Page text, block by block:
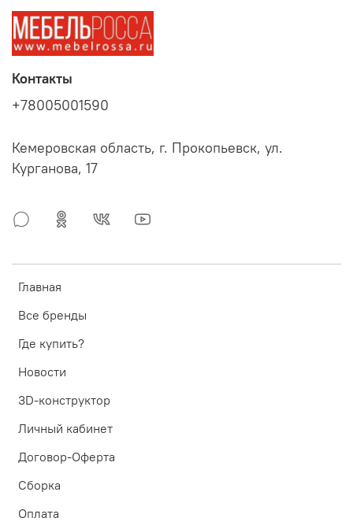
Главная
Все бренды
Где купить?
Новости
3D-конструктор
Личный кабинет
Договор-Оферта
Сборка
Оплата
Контакты
+78005001590
Кемеровская область, г. Прокопьевск, ул.
Курганова, 17